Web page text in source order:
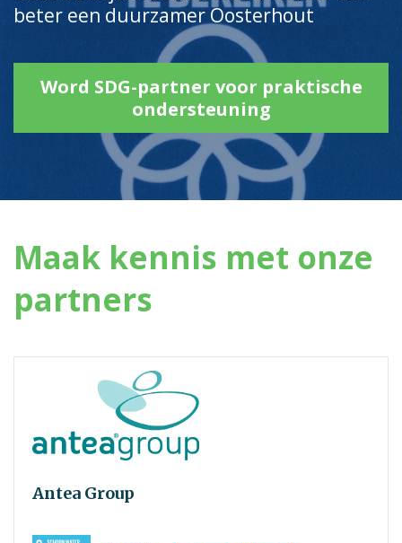
beter een duurzamer Oosterhout
Word SDG-partner voor praktische
ondersteuning
Maak kennis met onze
partners
Antea Group